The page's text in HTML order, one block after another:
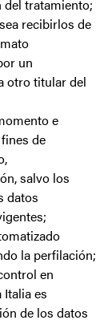
del tratamiento;
recibirlos de
un
otro titular del
e
de
salvo los
datos
la perfilación;
en
es
de los datos